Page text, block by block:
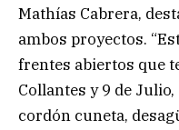
Mathías Cabrera,
ambos proyectos.
frentes abiertos que
Collantes y 9 de
cordón cuneta,